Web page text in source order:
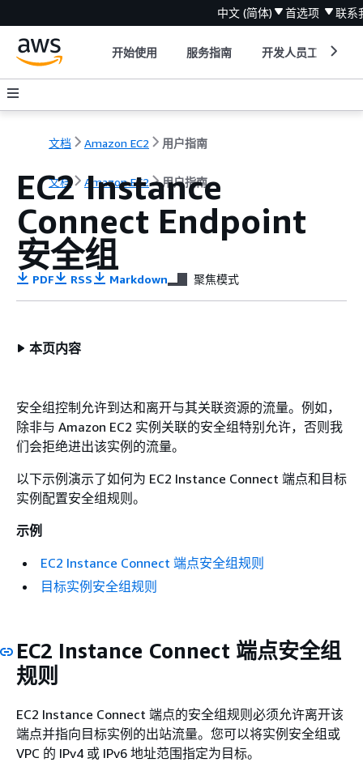
中文 (简体) 首选项 联系
开始使用 服务指南 开发人员工具
文档 Amazon EC2 用户指南
文档 Amazon EC2 用户指南
EC2 Instance
Connect Endpoint
安全组
PDF RSS Markdown 聚焦模式
本页内容
安全组控制允许到达和离开与其关联资源的流量。例如，
除非与 Amazon EC2 实例关联的安全组特别允许，否则我
们会拒绝进出该实例的流量。
以下示例演示了如何为 EC2 Instance Connect 端点和目标
实例配置安全组规则。
示例
EC2 Instance Connect 端点安全组规则
目标实例安全组规则
EC2 Instance Connect 端点安全组
规则
EC2 Instance Connect 端点的安全组规则必须允许离开该
端点并指向目标实例的出站流量。您可以将实例安全组或
VPC 的 IPv4 或 IPv6 地址范围指定为目标。